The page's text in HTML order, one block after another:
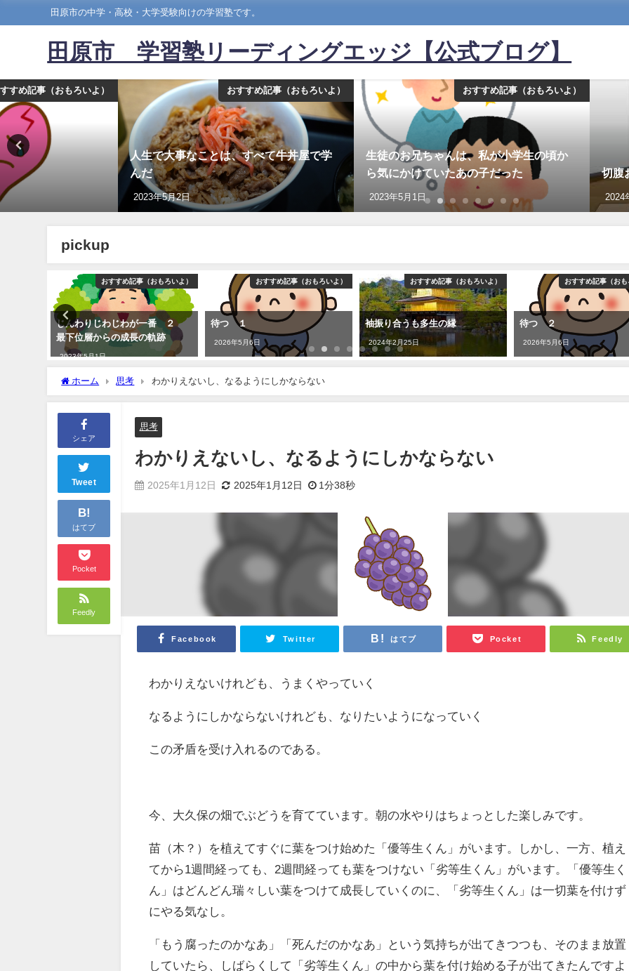
田原市の中学・高校・大学受験向けの学習塾です。
田原市 学習塾リーディングエッジ【公式ブログ】
すめ記事（おもろいよ） おすすめ記事（おもろいよ）
人生で大事なことは、すべて牛丼屋で学
んだ
2023年5月2日
おすすめ記事（おもろいよ）
生徒のお兄ちゃんは、私が小学生の頃か
ら気にかけていたあの子だった
2023年5月1日
切腹
2024
pickup
おすすめ記事（おもろいよ）
じんわりじわじわが一番 ２
最下位層からの成長の軌跡
2023年5月1日
おすすめ記事（おもろいよ）
待つ １
2026年5月6日
おすすめ記事（おもろいよ）
袖振り合うも多生の縁
2024年2月25日
おすすめ記事（おも
待つ ２
2026年5月6日
ホーム 思考 わかりえないし、なるようにしかならない
シェア
Tweet
B!
はてブ
Pocket
Feedly
思考
わかりえないし、なるようにしかならない
2025年1月12日 2025年1月12日 1分38秒
Facebook Twitter はてブ Pocket Feedly
わかりえないけれども、うまくやっていく
なるようにしかならないけれども、なりたいようになっていく
この矛盾を受け入れるのである。
今、大久保の畑でぶどうを育てています。朝の水やりはちょっとした楽しみです。
苗（木？）を植えてすぐに葉をつけ始めた「優等生くん」がいます。しかし、一方、植え
てから1週間経っても、2週間経っても葉をつけない「劣等生くん」がいます。「優等生く
ん」はどんどん瑞々しい葉をつけて成長していくのに、「劣等生くん」は一切葉を付けず
にやる気なし。
「もう腐ったのかなあ」「死んだのかなあ」という気持ちが出てきつつも、そのまま放置
していたら、しばらくして「劣等生くん」の中から葉を付け始める子が出てきたんですよ